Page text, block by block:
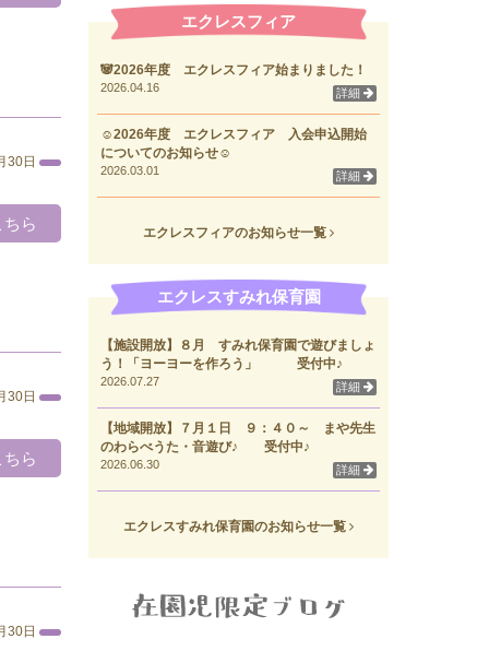
30日
ら
30日
ら
30日
エクレスフィア
🐼2026年度 エクレスフィア始まりました！
2026.04.16 詳細
☺2026年度 エクレスフィア 入会申込開始
についてのお知らせ☺
2026.03.01 詳細
エクレスフィアのお知らせ一覧
エクレスすみれ保育園
【施設開放】８月 すみれ保育園で遊びましょ
う！「ヨーヨーを作ろう」 受付中♪
2026.07.27 詳細
【地域開放】７月１日 ９：４０～ まや先生
のわらべうた・音遊び♪ 受付中♪
2026.06.30 詳細
エクレスすみれ保育園のお知らせ一覧